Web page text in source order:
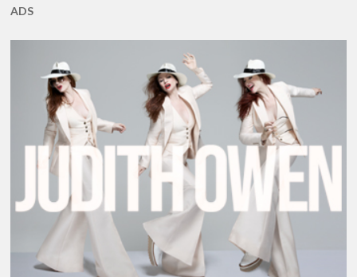
ADS